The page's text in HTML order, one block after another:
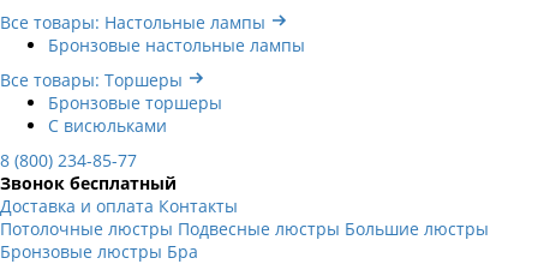
Все товары: Настольные лампы
Бронзовые настольные лампы
Все товары: Торшеры
Бронзовые торшеры
С висюльками
8 (800) 234-85-77
Звонок бесплатный
Доставка и оплата Контакты
Потолочные люстры Подвесные люстры Большие люстры
Бронзовые люстры Бра